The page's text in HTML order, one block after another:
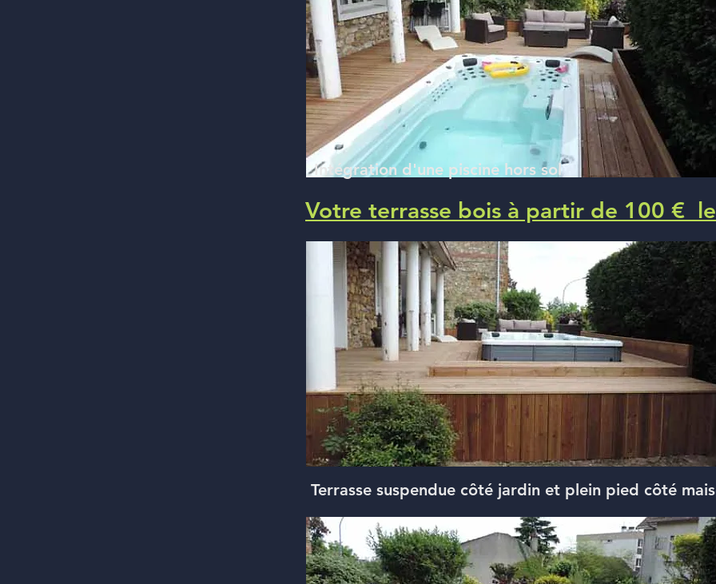
Intégration d'une piscine hors sol
Votre terrasse bois à partir de 100 €
Terrasse suspendue côté jardin et plein pied côté